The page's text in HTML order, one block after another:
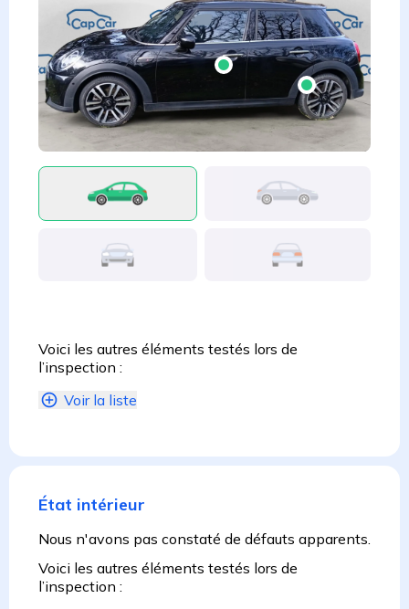
Voici les autres éléments testés lors de
l’inspection :
Voir la liste
État intérieur
Nous n'avons pas constaté de défauts apparents.
Voici les autres éléments testés lors de
l’inspection :